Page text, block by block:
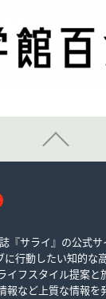
『サライ』の公式サ
に行動したい知的な
イフスタイル提案と
など上質な情報を